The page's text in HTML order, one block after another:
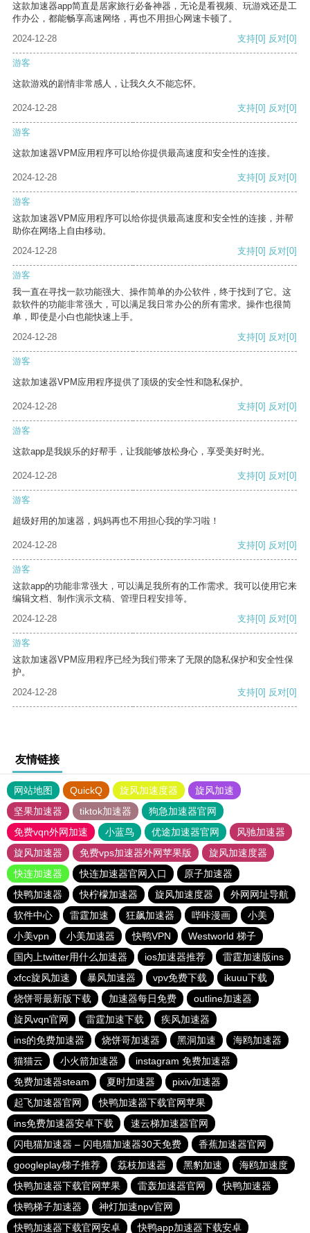
这款加速器app简直是居家旅行必备神器，无论是看视频、玩游戏还是工
作办公，都能畅享高速网络，再也不用担心网速卡顿了。
2024-12-28
支持[0] 反对[0]
游客
这款游戏的剧情非常感人，让我久久不能忘怀。
2024-12-28 支持[0] 反对[0]
游客
这款加速器VPM应用程序可以给你提供最高速度和安全性的连接。
2024-12-28 支持[0] 反对[0]
游客
这款加速器VPM应用程序可以给你提供最高速度和安全性的连接，并帮
助你在网络上自由移动。
2024-12-28
支持[0] 反对[0]
游客
我一直在寻找一款功能强大、操作简单的办公软件，终于找到了它。这
款软件的功能非常强大，可以满足我日常办公的所有需求。操作也很简
单，即使是小白也能快速上手。
2024-12-28
支持[0] 反对[0]
游客
这款加速器VPM应用程序提供了顶级的安全性和隐私保护。
2024-12-28 支持[0] 反对[0]
游客
这款app是我娱乐的好帮手，让我能够放松身心，享受美好时光。
2024-12-28 支持[0] 反对[0]
游客
超级好用的加速器，妈妈再也不用担心我的学习啦！
2024-12-28 支持[0] 反对[0]
游客
这款app的功能非常强大，可以满足我所有的工作需求。我可以使用它来
编辑文档、制作演示文稿、管理日程安排等。
2024-12-28
支持[0] 反对[0]
游客
这款加速器VPM应用程序已经为我们带来了无限的隐私保护和安全性保
护。
2024-12-28
支持[0] 反对[0]
友情链接
网站地图 QuickQ 旋风加速度器
旋风加速
坚果加速器
tiktok加速器
狗急加速器官网
免费vqn外网加速
小蓝鸟 优途加速器官网
风驰加速器
旋风加速器
免费vps加速器外网苹果版
旋风加速度器
快连加速器
快连加速器官网入口
原子加速器
快鸭加速器
快柠檬加速器 旋风加速度器
外网网址导航
软件中心
雷霆加速 狂飙加速器 哔咔漫画
小美
小美vpn
小美加速器 快鸭VPN
Westworld 梯子
国内上twitter用什么加速器
ios加速器推荐
雷霆加速版ins
xfcc旋风加速
暴风加速器 vpv免费下载
ikuuu下载
烧饼哥最新版下载
加速器每日免费
outline加速器
旋风vqn官网
雷霆加速下载
疾风加速器
ins的免费加速器
烧饼哥加速器 黑洞加速
海鸥加速器
猫猫云
小火箭加速器
instagram 免费加速器
免费加速器steam
夏时加速器
pixiv加速器
起飞加速器官网
快鸭加速器下载官网苹果
ins免费加速器安卓下载
速云梯加速器官网
闪电猫加速器 – 闪电猫加速器30天免费
香蕉加速器官网
googleplay梯子推荐
荔枝加速器 黑豹加速
海鸥加速度
快鸭加速器下载官网苹果
雷轰加速器官网
快鸭加速器
快鸭梯子加速器
神灯加速npv官网
快鸭加速器下载官网安卓
快鸭app加速器下载安卓